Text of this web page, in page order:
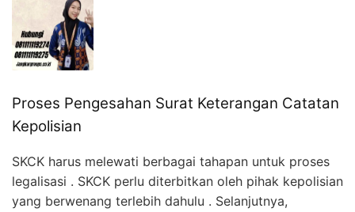
Proses Pengesahan Surat Keterangan Catatan
Kepolisian
SKCK harus melewati berbagai tahapan untuk proses
legalisasi . SKCK perlu diterbitkan oleh pihak kepolisian
yang berwenang terlebih dahulu . Selanjutnya,